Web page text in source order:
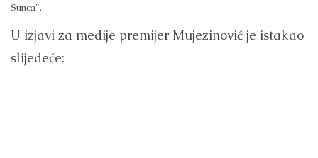
Sunca".
U izjavi za medije premijer Mujezinović je istakao
slijedeće: